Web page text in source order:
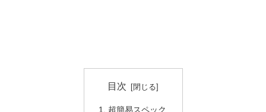
目次
超簡易スペック